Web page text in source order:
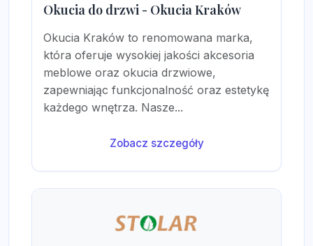
Okucia do drzwi - Okucia Kraków
Okucia Kraków to renomowana marka,
która oferuje wysokiej jakości akcesoria
meblowe oraz okucia drzwiowe,
zapewniając funkcjonalność oraz estetykę
każdego wnętrza. Nasze...
Zobacz szczegóły